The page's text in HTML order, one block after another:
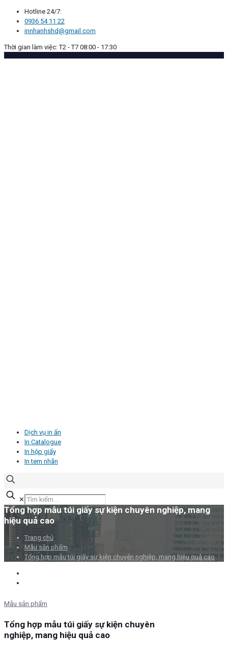
Hotline 24/7:
0936 54 11 22
innhanhshd@gmail.com
Thời gian làm việc: T2 - T7 08:00 - 17:30
Dịch vụ in ấn
In Catalogue
In hộp giấy
In tem nhãn
✕
Tổng hợp mẫu túi giấy sự kiện chuyên nghiệp, mang
hiệu quả cao
Trang chủ
Mẫu sản phẩm
Tổng hợp mẫu túi giấy sự kiện chuyên nghiệp, mang hiệu quả cao
Mẫu sản phẩm
Tổng hợp mẫu túi giấy sự kiện chuyên
nghiệp, mang hiệu quả cao